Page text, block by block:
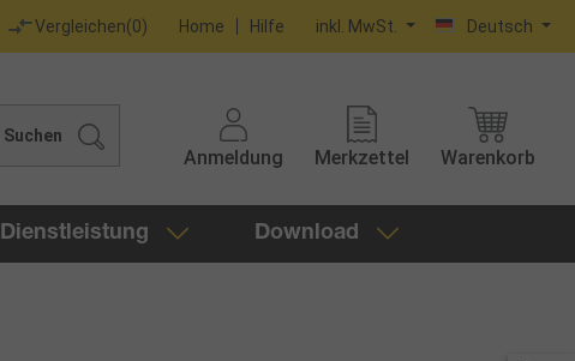
Vergleichen(0) Home Hilfe inkl. MwSt. Deutsch
Suchen
Anmeldung Merkzettel Warenkorb
Dienstleistung Download